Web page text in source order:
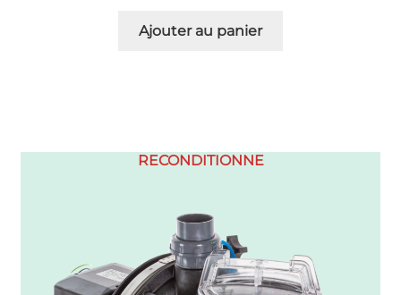
Ajouter au panier
RECONDITIONNE